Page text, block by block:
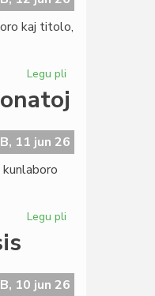
kaj titolo,
Legu pli
Pli
ol
mil
unuoj
11 jun 26
Legu pli
en
10 jun 26